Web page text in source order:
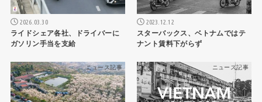
2026.03.30
ライドシェア各社、ドライバーに
ガソリン手当を支給
2023.12.12
スターバックス、ベトナムではテ
ナント賃料下がらず
ニュース記事 ニュース記事